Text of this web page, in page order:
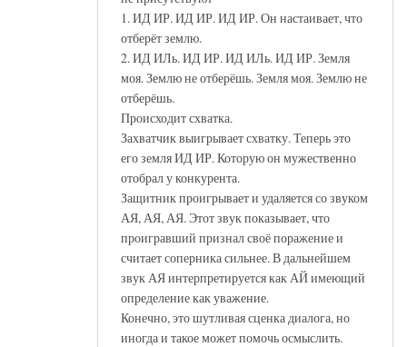
1. ИД ИР. ИД ИР. ИД ИР. Он настаивает, что
отберёт землю.
2. ИД ИЛь. ИД ИР. ИД ИЛь. ИД ИР. Земля
моя. Землю не отберёшь. Земля моя. Землю не
отберёшь.
Происходит схватка.
Захватчик выигрывает схватку. Теперь это
его земля ИД ИР. Которую он мужественно
отобрал у конкурента.
Защитник проигрывает и удаляется со звуком
АЯ, АЯ, АЯ. Этот звук показывает, что
проигравший признал своё поражение и
считает соперника сильнее. В дальнейшем
звук АЯ интерпретируется как АЙ имеющий
определение как уважение.
Конечно, это шутливая сценка диалога, но
иногда и такое может помочь осмыслить.